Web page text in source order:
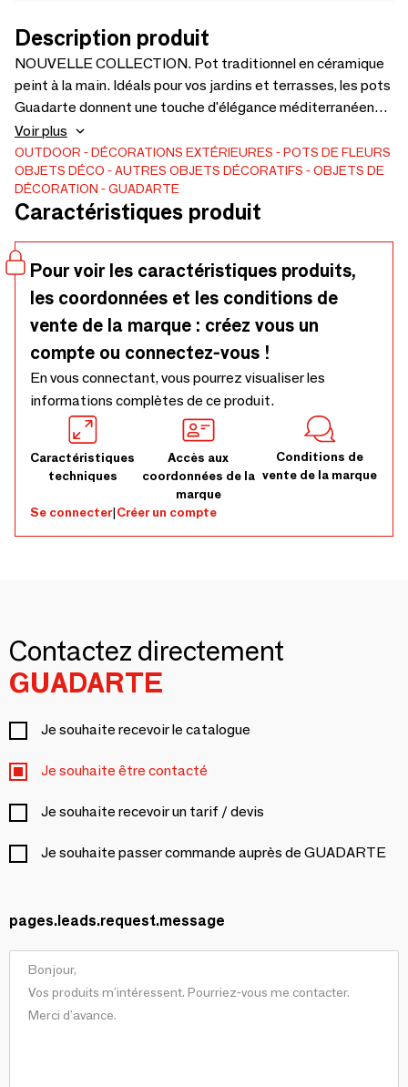
Description produit
NOUVELLE COLLECTION. Pot traditionnel en céramique
peint à la main. Idéals pour vos jardins et terrasses, les pots
Guadarte donnent une touche d'élégance méditerranéenne
à tous vos extérieurs. Pour toute autre dimension ou
design, n'hésitez pas a nous contacter. Référence : 410/1.
Couleur : MR121. Dimensions 80D x 63H.
Voir plus
OUTDOOR DÉCORATIONS EXTÉRIEURES
POTS DE FLEURS
OBJETS DÉCO
AUTRES OBJETS DÉCORATIFS
OBJETS DE
DÉCORATION
GUADARTE
Caractéristiques produit
Pour voir les caractéristiques produits,
les coordonnées et les conditions de
vente de la marque : créez vous un
compte ou connectez-vous !
En vous connectant, vous pourrez visualiser les
informations complètes de ce produit.
Caractéristiques
techniques
Accès aux
coordonnées de la
marque
Conditions de
vente de la marque
Se connecter|Créer un compte
Contactez directement
GUADARTE
Je souhaite recevoir le catalogue
Je souhaite être contacté
Je souhaite recevoir un tarif / devis
Je souhaite passer commande auprès de GUADARTE
pages.leads.request.message